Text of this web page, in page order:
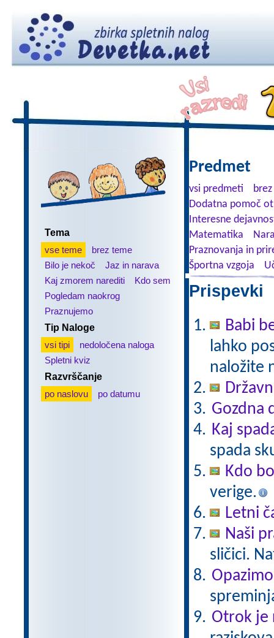
Tema
vse teme
brez teme
Bilo je nekoč
Jaz in narava
Kaj zmorem narediti
Kdo sem
Pogledam naokrog
Praznujemo
Tip Naloge
vsi tipi
nedoločena naloga
Spletni kviz
Razvrščanje
po naslovu
po datumu
Predmet
vsi predmeti
Dodatna pomoč
Interesne
Matematika
Praznovanja in
Športna vzgoja
Prispevki
Babi
lahko
naložite
Gozdna
Kaj
spada
Kdo
verige.
Letni
Naši
sličici.
Otrok je